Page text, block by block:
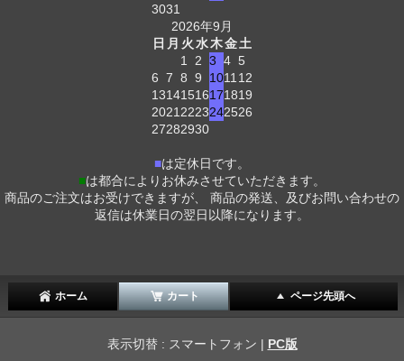
3031
2026年9月
日 月 火水木金土
1
2 3 4 5
6 7 8 9 1011 12
13141516171819
2021 2223242526
27282930
■は定休日です。
■は都合によりお休みさせていただきます。
商品のご注文はお受けできますが、 商品の発送、及びお問い合わせの
返信は休業日の翌日以降になります。
ホーム カート ページ先頭へ
表示切替 : スマートフォン | PC版